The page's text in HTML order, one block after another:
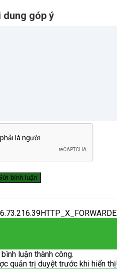
dung góp ý
luận thành công.
quản trị duyệt trước khi hiển